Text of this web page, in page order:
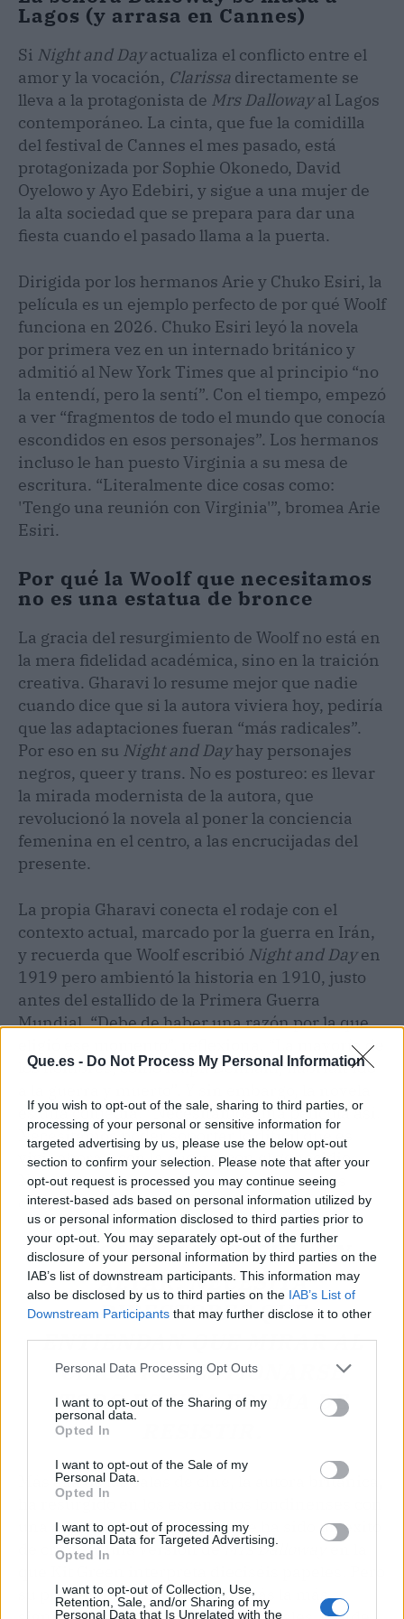
Que.es - Do Not Process My Personal Information
If you wish to opt-out of the sale, sharing to third parties, or
processing of your personal or sensitive information for
targeted advertising by us, please use the below opt-out
section to confirm your selection. Please note that after your
opt-out request is processed you may continue seeing
interest-based ads based on personal information utilized by
us or personal information disclosed to third parties prior to
your opt-out. You may separately opt-out of the further
disclosure of your personal information by third parties on the
IAB’s list of downstream participants. This information may
also be disclosed by us to third parties on the IAB’s List of
Downstream Participants that may further disclose it to other
Personal Data Processing Opt Outs
I want to opt-out of the Sharing of my
personal data.
Opted In
I want to opt-out of the Sale of my
Personal Data.
Opted In
I want to opt-out of processing my
Personal Data for Targeted Advertising.
Opted In
I want to opt-out of Collection, Use,
Retention, Sale, and/or Sharing of my
Personal Data that Is Unrelated with the
Lagos (y arrasa en Cannes)
Si Night and Dayactualiza el conflicto entre el
amor y la vocación, Clarissa directamente se
lleva a la protagonista de Mrs Dallowayal Lagos
contemporáneo. La cinta, que fue la comidilla
del festival de Cannes el mes pasado, está
protagonizada por Sophie Okonedo, David
Oyelowo y Ayo Edebiri, y sigue a una mujer de
la alta sociedad que se prepara para dar una
fiesta cuando el pasado llama a la puerta.
Dirigida por los hermanos Arie y Chuko Esiri, la
película es un ejemplo perfecto de por qué Woolf
funciona en 2026. Chuko Esiri leyó la novela
por primera vez en un internado británico y
admitió al New York Times que al principio “no
la entendí, pero la sentí”. Con el tiempo, empezó
a ver “fragmentos de todo el mundo que conocía
escondidos en esos personajes”. Los hermanos
incluso le han puesto Virginia a su mesa de
escritura. “Literalmente dice cosas como:
'Tengo una reunión con Virginia'”, bromea Arie
Esiri.
Por qué la Woolf que necesitamos
no es una estatua de bronce
La gracia del resurgimiento de Woolf no está en
la mera fidelidad académica, sino en la traición
creativa. Gharavi lo resume mejor que nadie
cuando dice que si la autora viviera hoy, pediría
que las adaptaciones fueran “más radicales”.
Por eso en su Night and Dayhay personajes
negros, queer y trans. No es postureo: es llevar
la mirada modernista de la autora, que
revolucionó la novela al poner la conciencia
femenina en el centro, a las encrucijadas del
presente.
La propia Gharavi conecta el rodaje con el
contexto actual, marcado por la guerra en Irán,
y recuerda que Woolf escribió Night and Dayen
1919 pero ambientó la historia en 1910, justo
antes del estallido de la Primera Guerra
Mundial. “Debe de haber una razón por la que
eligió ese momento”, reflexiona. “La mayoría de
los hombres, como Ralph Denham, habrían ido
es una comedia. “Necesitamos una película así.
Necesitamos poder soportar lo difícil que es
vivir ahora —con la guerra, con el genocidio.
Necesitamos que nos recuerden lo que nos
conecta a todos, que es la risa”.
WOOLF NO NECESITA UN
ALTAR: NECESITA
DIRECTORES QUE
ENTIENDAN QUE MIRAR AL
CIELO Y CUESTIONARSE
TODO ES UNA FORMA DE
Más allá de las salas de cine, la autora británica,
ha resurgido en los escenarios londinenses con
una adaptación de Las olasque ha sido un éxito
de crítica y una versión deMrs Dalloway
su presencia más difusa, y quizás la más